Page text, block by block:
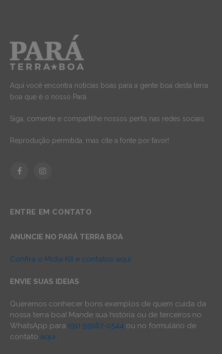
Aqui você encontra notícias boas para a gente boa desta terra
boa que é o nosso Pará.
Siga, comente e compartilhe nossos perfis nas redes sociais.
Reprodução permitida, mas cite a fonte por favor!
FacebookInstagram
ENTRE EM CONTATO
ANUNCIE NO PARÁ TERRA BOA
Confira o Mídia Kit e contatos aqui
ENVIE SUAS IDEIAS
Queremos conhecer bons exemplos de quem cuida da
nossa terra boa! Mande sua história ou de terceiros no
WhatsApp para (91) 99187-0544 ou no formulário de
contato aqui.